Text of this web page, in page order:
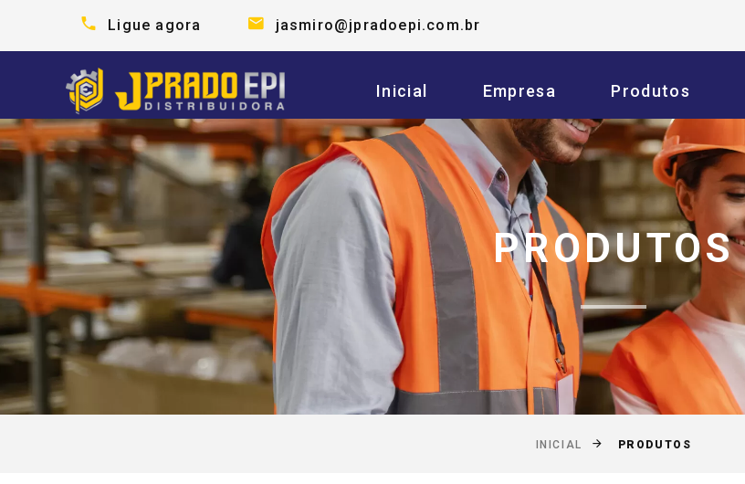
Ligue agora jasmiro@jpradoepi.com.br
Inicial Empresa Produtos
PRODUTOS
INICIAL PRODUTOS